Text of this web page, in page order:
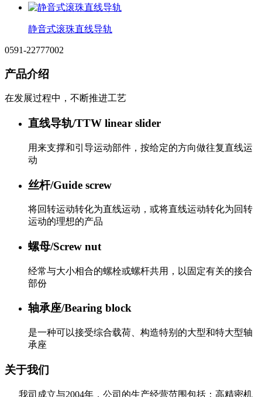
静音式滚珠直线导轨
0591-22777002
产品介绍
在发展过程中，不断推进工艺
直线导轨/TTW linear slider
用来支撑和引导运动部件，按给定的方向做往复直线运
动
丝杆/Guide screw
将回转运动转化为直线运动，或将直线运动转化为回转
运动的理想的产品
螺母/Screw nut
经常与大小相合的螺栓或螺杆共用，以固定有关的接合
部份
轴承座/Bearing block
是一种可以接受综合载荷、构造特别的大型和特大型轴
承座
关于我们
我司成立与2004年，公司的生产经营范围包括；高精密机